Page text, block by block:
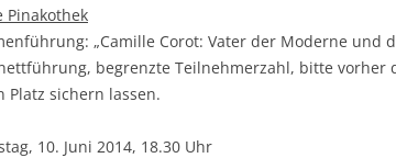
Pinakothek
„Camille Corot: Vater der Moderne und
begrenzte Teilnehmerzahl, bitte vorher
Platz sichern lassen.
10. Juni 2014, 18.30 Uhr